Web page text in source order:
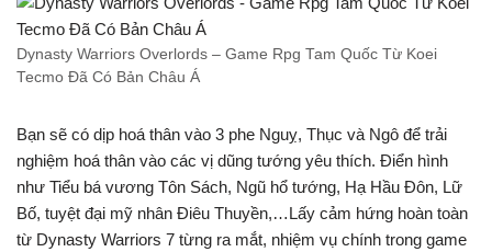
Dynasty Warriors Overlords – Game Rpg Tam Quốc Từ Koei
Tecmo Đã Có Bản Châu Á
Bạn sẽ có dịp hoá thân vào 3 phe Nguỵ, Thục và Ngô để trải
nghiệm hoá thân vào các vị dũng tướng yêu thích. Điển hình
như Tiểu bá vương Tôn Sách, Ngũ hổ tướng, Hạ Hầu Đôn, Lữ
Bố, tuyệt đại mỹ nhân Điêu Thuyền,…Lấy cảm hứng hoàn toàn
từ Dynasty Warriors 7 từng ra mắt, nhiệm vụ chính trong game